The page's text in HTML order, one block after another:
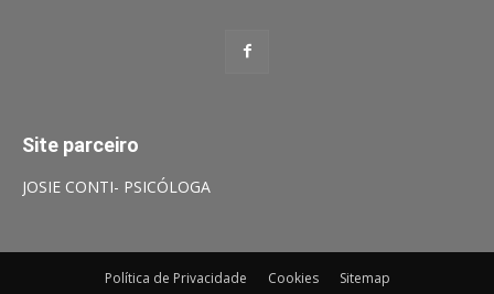
Site parceiro
JOSIE CONTI- PSICÓLOGA
Política de Privacidade Cookies Sitemap